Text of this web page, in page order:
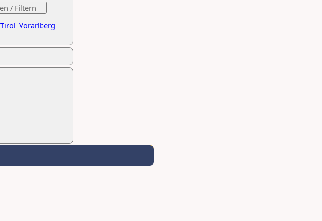
Tirol Vorarlberg